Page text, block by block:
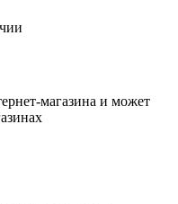
магазина и может